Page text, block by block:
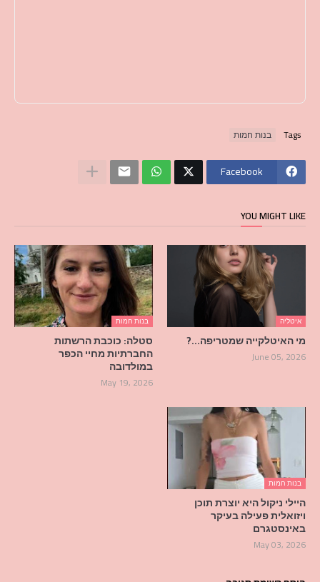
Tags בנות חמות
Facebook
YOU MIGHT LIKE
איטליה
מי האיטלקייה שמטריפה…?
June 05, 2026
בנות חמות
סטלה: כוכבת הרשתות
החברתיות מחיי הכפר
במולדובה
May 19, 2026
בנות חמות
היילי ניקול היא יוצרת תוכן
ויזואלית פעילה בעיקר
באינסטגרם
May 03, 2026